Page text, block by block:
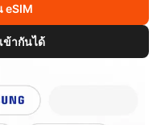
eSIM
ข้ากันได้